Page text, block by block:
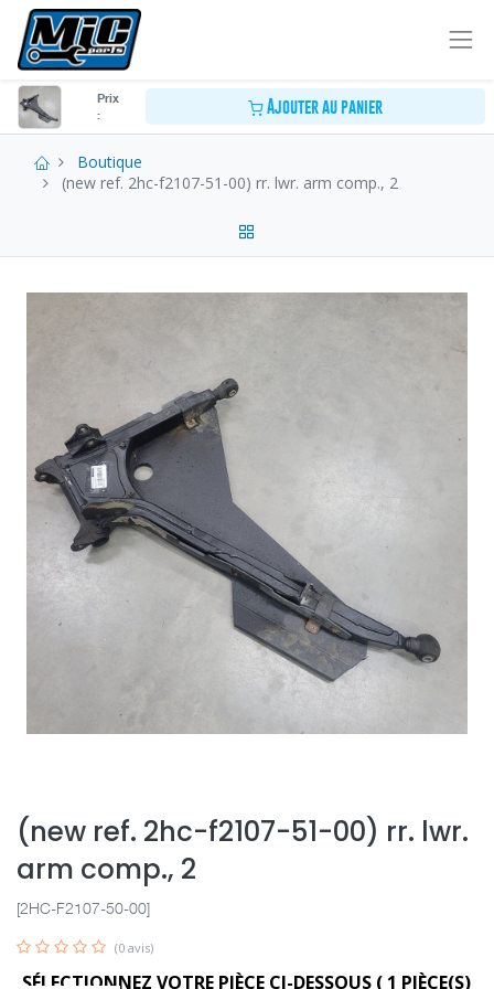
Prix
:
Ajouter au panier
Boutique
(new ref. 2hc-f2107-51-00) rr. lwr. arm comp., 2
(new ref. 2hc-f2107-51-00) rr. lwr.
arm comp., 2
[2HC-F2107-50-00]
(0 avis)
SÉLECTIONNEZ VOTRE PIÈCE CI-DESSOUS ( 1 PIÈCE(S)